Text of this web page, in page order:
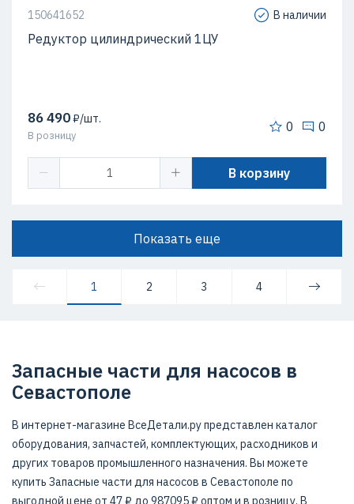
150641652 В наличии
Редуктор цилиндрический 1ЦУ
86 490₽/шт.
В розницу
0 0
В корзину
Показать еще
1 2 3 4
Запасные части для насосов в
Севастополе
В интернет-магазине ВсеДетали.ру представлен каталог
оборудования, запчастей, комплектующих, расходников и
других товаров промышленного назначения. Вы можете
купить Запасные части для насосов в Севастополе по
выгодной цене от 47 ₽ до 987095 ₽ оптом и в розницу. В